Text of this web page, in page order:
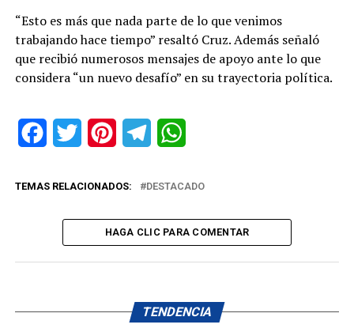
“Esto es más que nada parte de lo que venimos
trabajando hace tiempo” resaltó Cruz. Además señaló
que recibió numerosos mensajes de apoyo ante lo que
considera “un nuevo desafío” en su trayectoria política.
FacebookTwitter PinterestTelegram
TEMAS RELACIONADOS: DESTACADO
HAGA CLIC PARA COMENTAR
TENDENCIA